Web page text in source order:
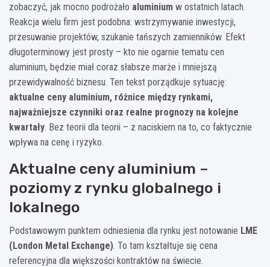
zobaczyć, jak mocno podrożało aluminium w ostatnich latach.
Reakcja wielu firm jest podobna: wstrzymywanie inwestycji,
przesuwanie projektów, szukanie tańszych zamienników. Efekt
długoterminowy jest prosty – kto nie ogarnie tematu cen
aluminium, będzie miał coraz słabsze marże i mniejszą
przewidywalność biznesu. Ten tekst porządkuje sytuację:
aktualne ceny aluminium, różnice między rynkami,
najważniejsze czynniki oraz realne prognozy na kolejne
kwartały. Bez teorii dla teorii – z naciskiem na to, co faktycznie
wpływa na cenę i ryzyko.
Aktualne ceny aluminium –
poziomy z rynku globalnego i
lokalnego
Podstawowym punktem odniesienia dla rynku jest notowanie LME
(London Metal Exchange). To tam kształtuje się cena
referencyjna dla większości kontraktów na świecie.